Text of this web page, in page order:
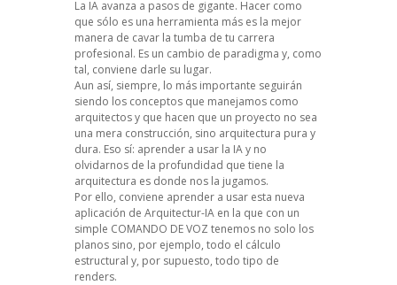
La IA avanza a pasos de gigante. Hacer como
que sólo es una herramienta más es la mejor
manera de cavar la tumba de tu carrera
profesional. Es un cambio de paradigma y, como
tal, conviene darle su lugar.
Aun así, siempre, lo más importante seguirán
siendo los conceptos que manejamos como
arquitectos y que hacen que un proyecto no sea
una mera construcción, sino arquitectura pura y
dura. Eso sí: aprender a usar la IA y no
olvidarnos de la profundidad que tiene la
arquitectura es donde nos la jugamos.
Por ello, conviene aprender a usar esta nueva
aplicación de Arquitectur-IA en la que con un
simple COMANDO DE VOZ tenemos no solo los
planos sino, por ejemplo, todo el cálculo
estructural y, por supuesto, todo tipo de
renders.